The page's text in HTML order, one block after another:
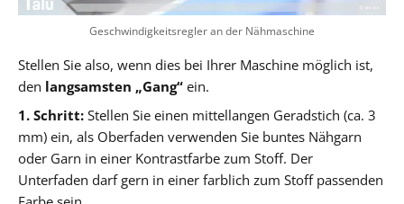
Geschwindigkeitsregler an der Nähmaschine
Stellen Sie also, wenn dies bei Ihrer Maschine möglich ist,
den langsamsten „Gang“ ein.
1. Schritt: Stellen Sie einen mittellangen Geradstich (ca. 3
mm) ein, als Oberfaden verwenden Sie buntes Nähgarn
oder Garn in einer Kontrastfarbe zum Stoff. Der
Unterfaden darf gern in einer farblich zum Stoff passenden